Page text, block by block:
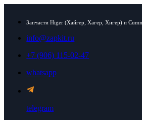
Запчасти Higer (Хайгер, Хагер, Хигер) и
info@zapkit.ru
+7 (906) 115-02-47
whatsapp
telegram